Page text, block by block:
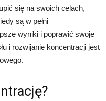
się na swoich celach,
są w pełni
wyniki i poprawić swoje
i rozwijanie koncentracji jest